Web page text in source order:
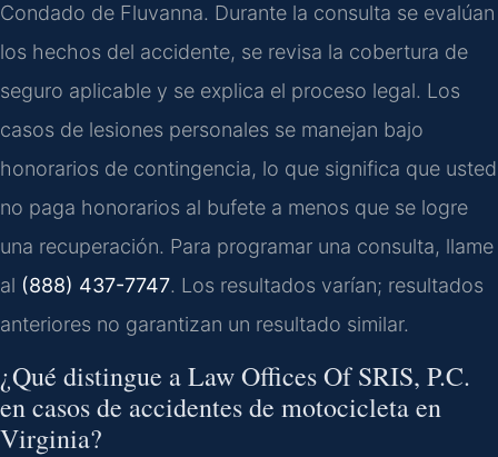
Condado de Fluvanna. Durante la consulta se evalúan
los hechos del accidente, se revisa la cobertura de
seguro aplicable y se explica el proceso legal. Los
casos de lesiones personales se manejan bajo
honorarios de contingencia, lo que significa que usted
no paga honorarios al bufete a menos que se logre
una recuperación. Para programar una consulta, llame
al (888) 437-7747. Los resultados varían; resultados
anteriores no garantizan un resultado similar.
¿Qué distingue a Law Offices Of SRIS, P.C.
en casos de accidentes de motocicleta en
Virginia?